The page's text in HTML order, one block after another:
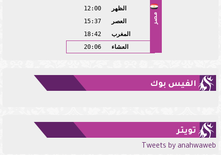
مصر
الظهر
12:00
العصر
15:37
المغرب
18:42
العشاء
20:06
الفيس بوك
تويتر
Tweets by anahwaweb